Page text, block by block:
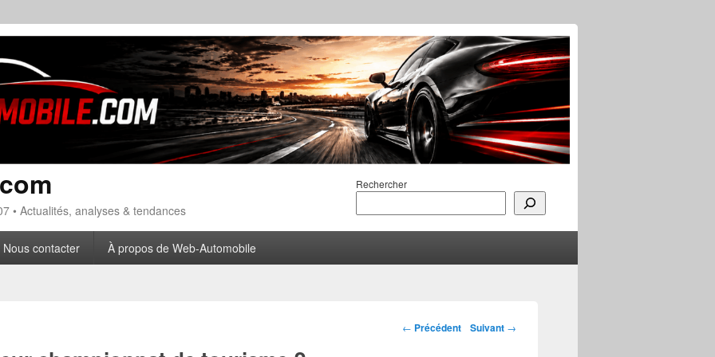
Rechercher
• Actualités, analyses & tendances
Nous contacter À propos de Web-Automobile
Navigation des
← Précédent Suivant →